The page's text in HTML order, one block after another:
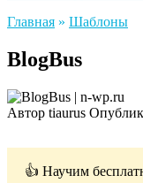
Главная » Шаблоны
BlogBus
Автор tiaurus
👍 Научим